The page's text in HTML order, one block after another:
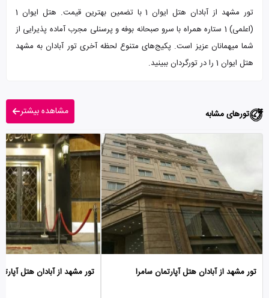
تور مشهد از آبادان هتل ایوان 1 با تضمین بهترین قیمت. هتل ایوان 1
(اعلمی) 1 ستاره همراه با سرو صبحانه بوفه و پرسنلی مجرب آماده پذیرایی از
شما میهمانان عزیز است. پکیج‌های متنوع لحظه آخری تور آبادان به مشهد
هتل ایوان 1 را در تورگردان ببینید.
تورهای مشابه مشاهده بیشتر
تور مشهد از آبادان هتل آپارتمان سامرا تور مشهد از آبادان هتل